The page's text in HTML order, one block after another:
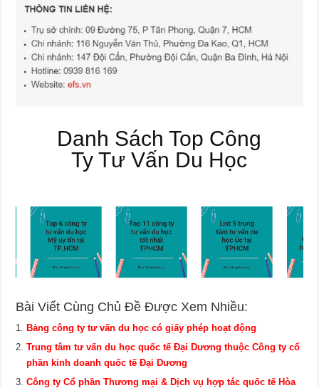
Danh Sách Top Công
Ty Tư Vấn Du Học
Bài Viết Cùng Chủ Đề Được Xem Nhiều:
Bảng công ty tư vấn du học có giấy phép hoạt động
Trung tâm tư vấn du học quốc tế Đại Dương thuộc Công ty cổ
phần kinh doanh quốc tế Đại Dương
Công ty Cổ phần Thương mại & Dịch vụ hợp tác quốc tế Hòa